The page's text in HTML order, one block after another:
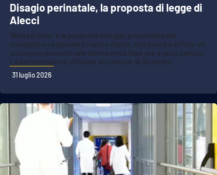
Disagio perinatale, la proposta di legge di
Alecci
"Non sei sola" è la proposta di legge presentata dal
consigliere regionale Ernesto Alecci, che punta a offrire un
sostegno concreto alle donne nella fase pre e post partum.
La presentazione ufficiale al Comune di Soverato.
31 luglio 2026